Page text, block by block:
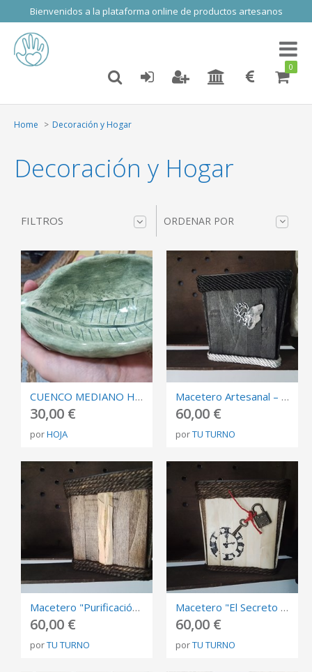
Bienvenidos a la plataforma online de productos artesanos
Toggle
0
Home Decoración y Hogar
Decoración y Hogar
FILTROS ORDENAR POR
CUENCO MEDIANO HOJA
30,00 €
porHOJA
Macetero Artesanal – Cuarzo Faden sobre Madera Negra
60,00 €
porTU TURNO
Macetero "Purificación Astral" – Palo Santo y Madera
60,00 €
porTU TURNO
Macetero "El Secreto del Tiempo" – Madera, Llave y Candado
60,00 €
porTU TURNO